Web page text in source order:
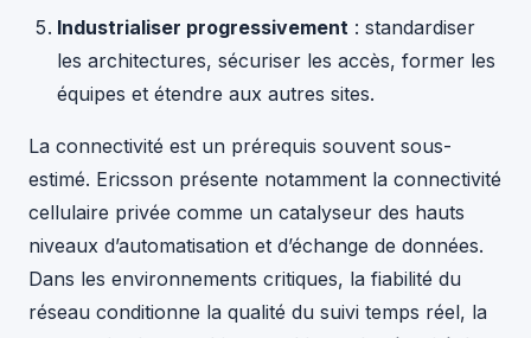
Industrialiser progressivement : standardiser
les architectures, sécuriser les accès, former les
équipes et étendre aux autres sites.
La connectivité est un prérequis souvent sous-
estimé. Ericsson présente notamment la connectivité
cellulaire privée comme un catalyseur des hauts
niveaux d’automatisation et d’échange de données.
Dans les environnements critiques, la fiabilité du
réseau conditionne la qualité du suivi temps réel, la